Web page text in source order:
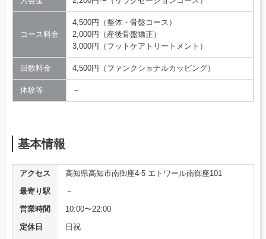
コース料金
4,500円（整体・骨盤コース）
2,000円（産後骨盤矯正）
3,000円（フットケアトリートメント）
回数料金 4,500円（ファンクショナルカッピング）
体験等 －
基本情報
アクセス
高知県高知市南御座4-5 エトワール南御座101
最寄り駅
－
営業時間
10:00〜22:00
定休日
日祝